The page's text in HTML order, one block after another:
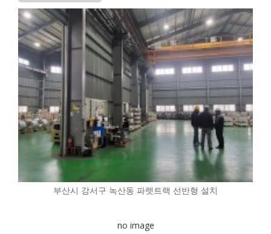
부산시 강서구 녹산동 파렛트랙 선반형 설치
no image